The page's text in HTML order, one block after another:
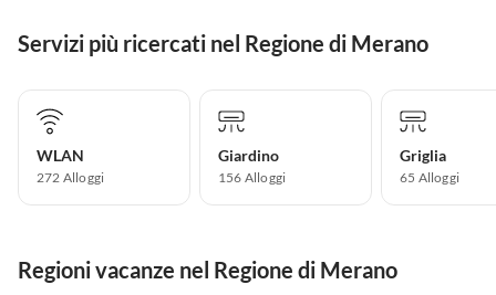
Servizi più ricercati nel Regione di Merano
WLAN
272 Alloggi
Giardino
156 Alloggi
Griglia
65 Alloggi
Regioni vacanze nel Regione di Merano